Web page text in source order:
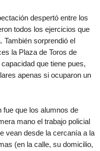
despertó entre los
todos los ejercicios que
También sorprendió el
la Plaza de Toros de
que tiene pues,
apenas si ocuparon un
fue que los alumnos de
mano el trabajo policial
vean desde la cercanía a la
(en la calle, su domicilio,